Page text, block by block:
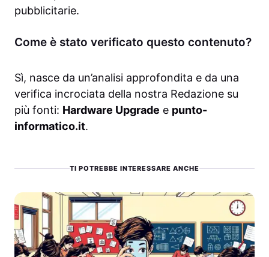
pubblicitarie.
Come è stato verificato questo contenuto?
Sì, nasce da un’analisi approfondita e da una
verifica incrociata della nostra Redazione su
più fonti: Hardware Upgrade e punto-
informatico.it.
TI POTREBBE INTERESSARE ANCHE